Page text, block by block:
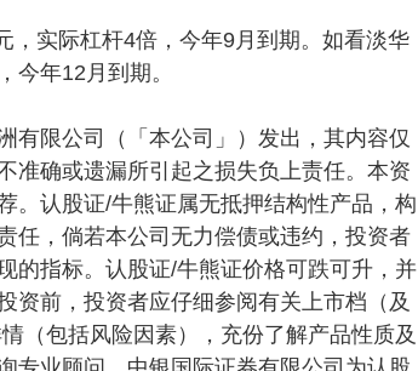
实际杠杆4倍，今年9月到期。如看淡华
今年12月到期。
有限公司（「本公司」）发出，其内容仅
准确或遗漏所引起之损失负上责任。本资
。认股证/牛熊证属无抵押结构性产品，构
任，倘若本公司无力偿债或违约，投资者
的指标。认股证/牛熊证价格可跌可升，并
资前，投资者应仔细参阅有关上市档（及
（包括风险因素），充份了解产品性质及